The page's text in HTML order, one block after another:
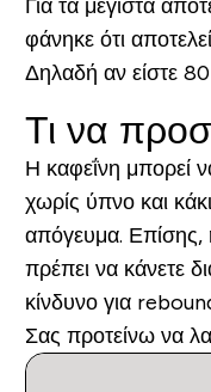
Για τα μέγιστα
φάνηκε ότι
Δηλαδή αν είστε
Τι να
Η καφεΐνη μπορεί
χωρίς ύπνο και
απόγευμα. Επίσης,
πρέπει να κάνετε
κίνδυνο για
Σας προτείνω να